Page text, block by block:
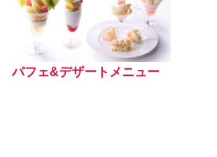
パフェ&デザートメニュー